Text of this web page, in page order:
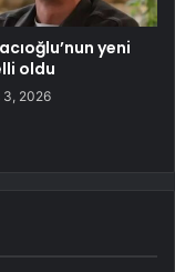
yeni
oldu
3, 2026